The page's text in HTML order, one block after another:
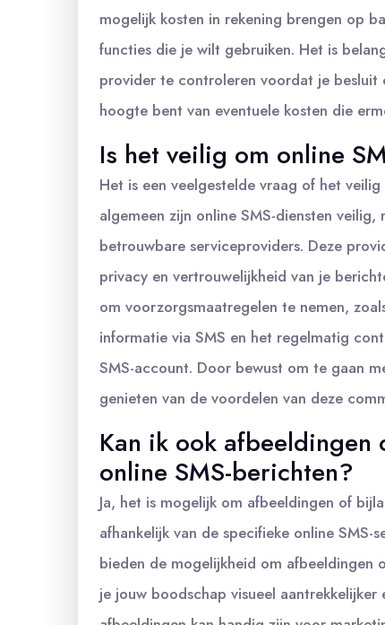
mogelijk kosten in rekening brengen op
functies die je wilt gebruiken. Het is
provider te controleren voordat je
hoogte bent van eventuele kosten die
Is het veilig om online
Het is een veelgestelde vraag of het
algemeen zijn online SMS-diensten
betrouwbare serviceproviders. Deze
privacy en vertrouwelijkheid van je
om voorzorgsmaatregelen te nemen,
informatie via SMS en het regelmatig
SMS-account. Door bewust om te gaan
genieten van de voordelen van deze
Kan ik ook
online SMS-berichten?
Ja, het is mogelijk om afbeeldingen of
afhankelijk van de specifieke online
bieden de mogelijkheid om
je jouw boodschap visueel